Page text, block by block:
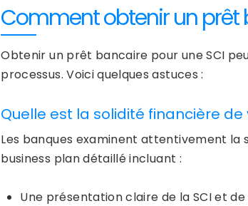
Comment obtenir un prêt
Obtenir un prêt bancaire pour une SCI
processus. Voici quelques astuces :
Quelle est la solidité financière
Les banques examinent attentivement
business plan détaillé incluant :
Une présentation claire de la SCI et